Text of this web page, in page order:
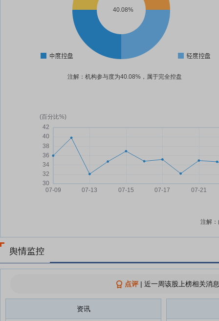
40.08%
注解：机构参与度为40.08%，属于完全控盘
注解
舆情监控
点评| 近一周该股上榜相关消
资讯